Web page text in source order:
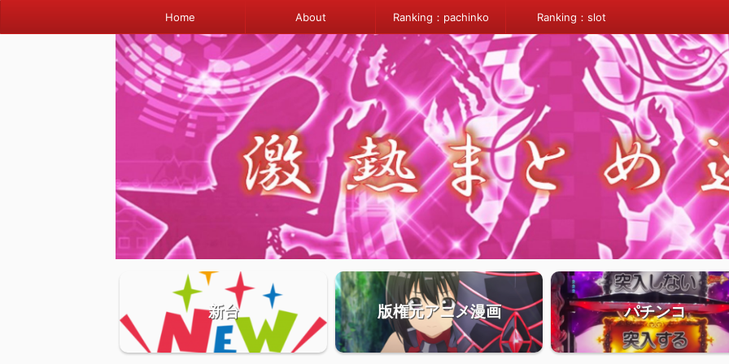
Home About Ranking：pachinko Ranking：slot
新台 版権元アニメ漫画 パチンコ